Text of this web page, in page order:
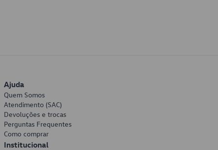
Ajuda
Quem Somos
Atendimento (SAC)
Devoluções e trocas
Perguntas Frequentes
Como comprar
Institucional